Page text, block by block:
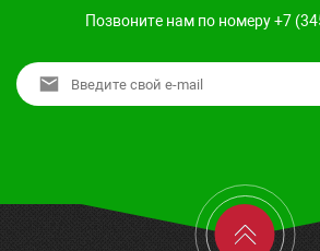
Позвоните нам по номеру +7